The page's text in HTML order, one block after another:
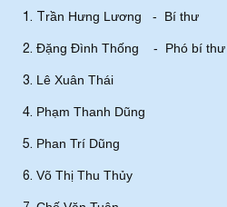
Trần Hưng Lương - Bí thư
Đặng Đình Thống - Phó bí thư
Lê Xuân Thái
Phạm Thanh Dũng
Phan Trí Dũng
Võ Thị Thu Thủy